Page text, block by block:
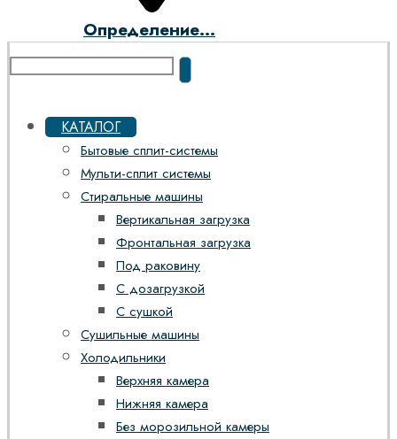
Определение...
КАТАЛОГ
Бытовые сплит-системы
Мульти-сплит системы
Стиральные машины
Вертикальная загрузка
Фронтальная загрузка
Под раковину
С дозагрузкой
С сушкой
Сушильные машины
Холодильники
Верхняя камера
Нижняя камера
Без морозильной камеры